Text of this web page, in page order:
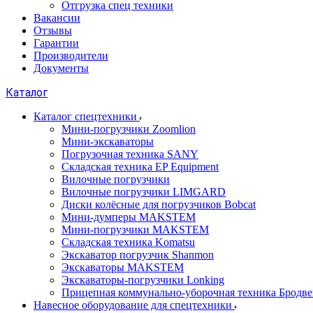
Отгрузка спец техники
Вакансии
Отзывы
Гарантии
Производители
Документы
Каталог
Каталог спецтехники
Мини-погрузчики Zoomlion
Мини-экскаваторы
Погрузочная техника SANY
Складская техника EP Equipment
Вилочные погрузчики
Вилочные погрузчики LIMGARD
Диски колёсные для погрузчиков Bobcat
Мини-думперы MAKSTEM
Мини-погрузчики MAKSTEM
Складская техника Komatsu
Экскаватор погрузчик Shanmon
Экскаваторы MAKSTEM
Экскаваторы-погрузчики Lonking
Прицепная коммунально-уборочная техника
Навесное оборудование для спецтехники